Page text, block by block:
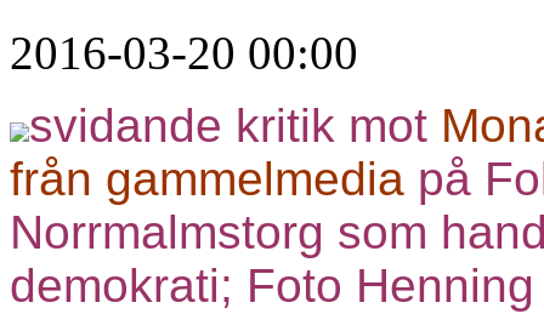
2016-03-20 00:00
svidande kritik mot
från gammelmedia på
Norrmalmstorg som
demokrati; Foto